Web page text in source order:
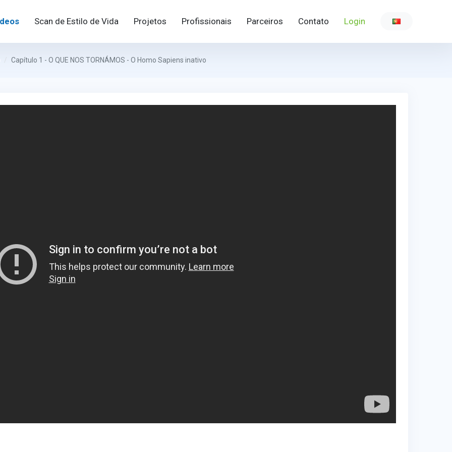
Scan de Estilo de Vida Projetos Profissionais Parceiros Contato Login
Capítulo 1 - O QUE NOS TORNÁMOS - O Homo Sapiens inativo